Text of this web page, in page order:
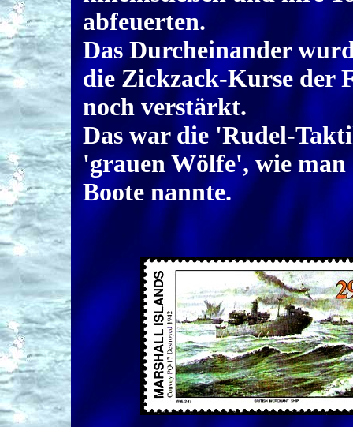
abfeuerten.
Das Durcheinander
die Zickzack-Kurse der
noch verstärkt.
Das war die 'Rudel-
'grauen Wölfe', wie man
Boote nannte.